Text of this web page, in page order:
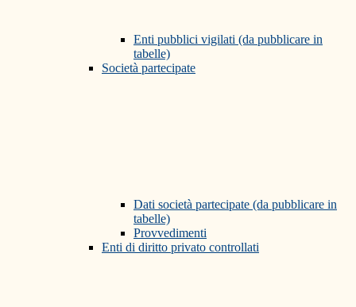
Enti pubblici vigilati (da pubblicare in
tabelle)
Società partecipate
Dati società partecipate (da pubblicare in
tabelle)
Provvedimenti
Enti di diritto privato controllati